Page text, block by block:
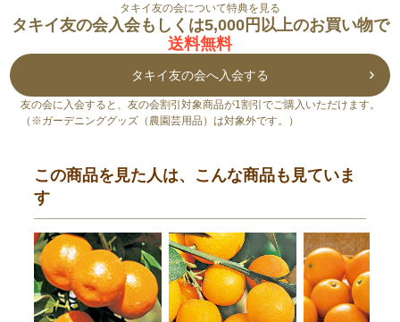
タキイ友の会について特典を見る
タキイ友の会入会もしくは5,000円以上のお買い物で
送料無料
タキイ友の会へ入会する
友の会に入会すると、友の会割引対象商品が1割引でご購入いただけます。
（※ガーデニンググッズ（農園芸用品）は対象外です。）
この商品を見た人は、こんな商品も見ていま
す